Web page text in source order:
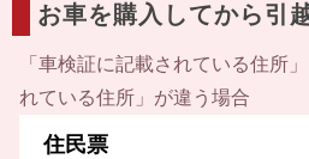
お車を購入してから引
「車検証に記載されている住所
れている住所」が違う場合
住民票